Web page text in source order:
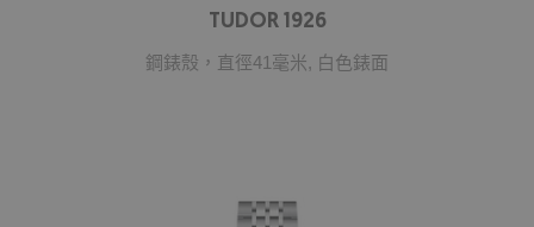
TUDOR 1926
鋼錶殼，直徑41毫米, 白色錶面